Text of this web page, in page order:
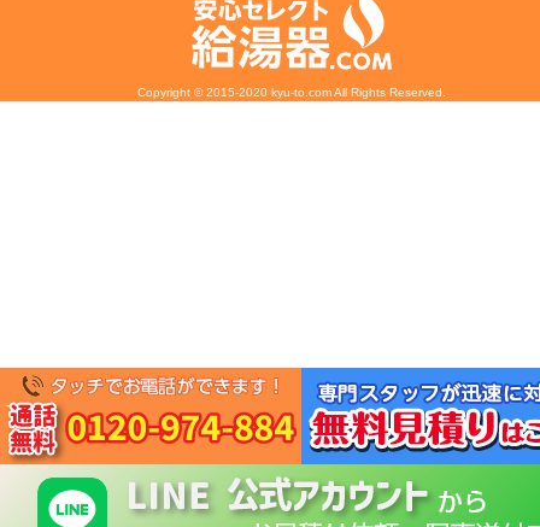
Copyright © 2015-2020 kyu-to.com All Rights Reserved.